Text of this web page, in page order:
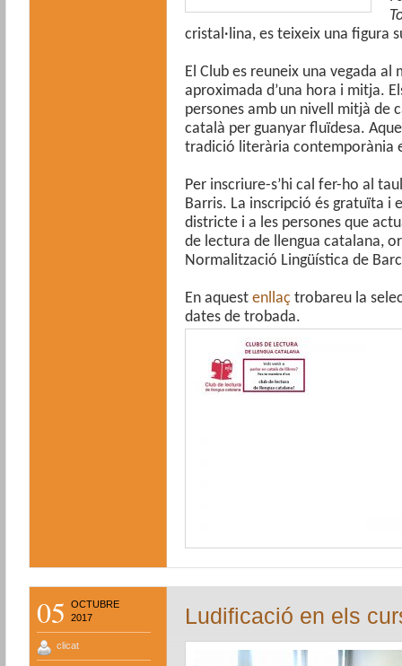
cristal·lina, es teixeix una figura
El Club es reuneix una vegada al
aproximada d’una hora i mitja.
persones amb un nivell mitjà de
català per guanyar fluïdesa.
tradició literària contemporània
Per inscriure-s’hi cal fer-ho al
Barris. La inscripció és gratuïta i
districte i a les persones que
de lectura de llengua catalana,
Normalització Lingüística de
En aquestenllaç trobareu la
dates de trobada.
05
OCTUBRE
2017
clicat
Ludificació en els